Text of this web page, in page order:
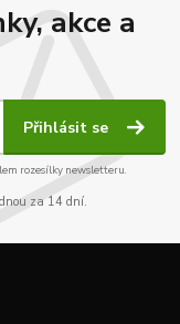
akce a
Přihlásit se
rozesílky newsletteru.
za 14 dní.